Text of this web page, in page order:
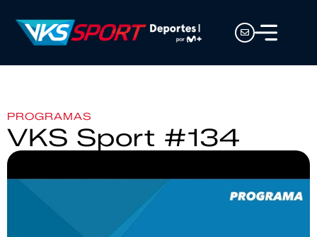
PROGRAMAS
VKS Sport #134